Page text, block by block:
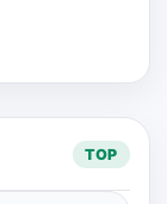
TOP